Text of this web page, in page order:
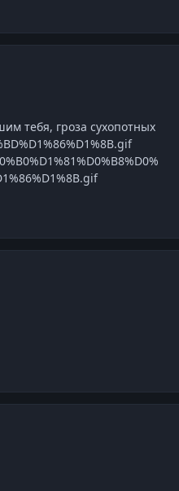
тебя, гроза сухопотных